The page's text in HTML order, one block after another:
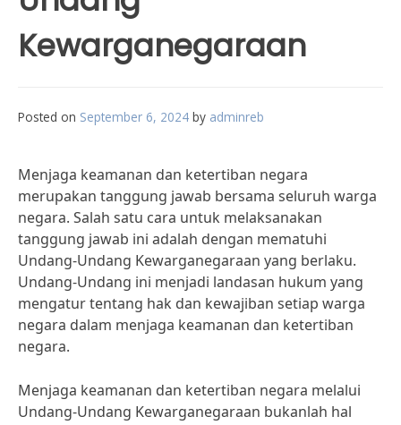
Kewarganegaraan
Posted on September 6, 2024 by adminreb
Menjaga keamanan dan ketertiban negara
merupakan tanggung jawab bersama seluruh warga
negara. Salah satu cara untuk melaksanakan
tanggung jawab ini adalah dengan mematuhi
Undang-Undang Kewarganegaraan yang berlaku.
Undang-Undang ini menjadi landasan hukum yang
mengatur tentang hak dan kewajiban setiap warga
negara dalam menjaga keamanan dan ketertiban
negara.
Menjaga keamanan dan ketertiban negara melalui
Undang-Undang Kewarganegaraan bukanlah hal